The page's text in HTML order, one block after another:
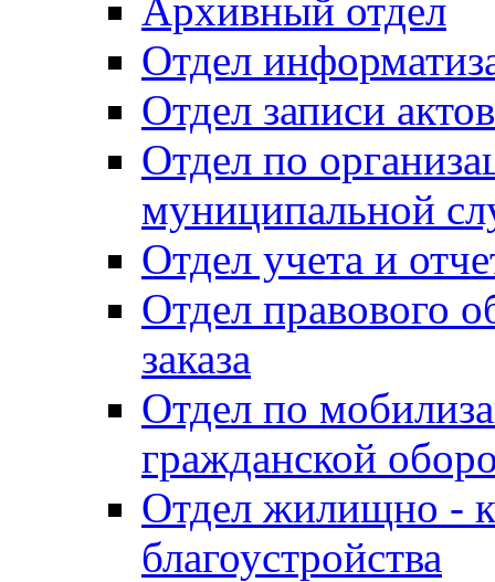
Архивный отдел
Отдел
Отдел записи
Отдел по
муниципальной
Отдел учета и
Отдел правового
заказа
Отдел по
гражданской
Отдел жилищно -
благоустройства